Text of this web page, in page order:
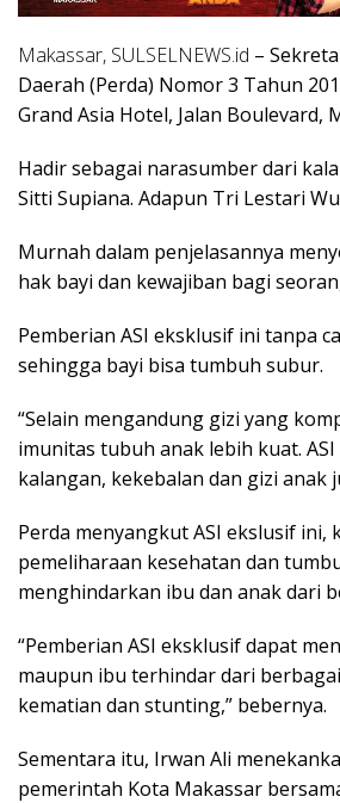
Makassar, SULSELNEWS.id –
Daerah (Perda) Nomor 3 Tahun
Grand Asia Hotel, Jalan Boulevard,
Hadir sebagai narasumber dari
Sitti Supiana. Adapun Tri Lestari
Murnah dalam penjelasannya
hak bayi dan kewajiban bagi
Pemberian ASI eksklusif ini tanpa
sehingga bayi bisa tumbuh subur.
“Selain mengandung gizi yang
imunitas tubuh anak lebih kuat.
kalangan, kekebalan dan gizi anak
Perda menyangkut ASI ekslusif
pemeliharaan kesehatan dan
menghindarkan ibu dan anak dari
“Pemberian ASI eksklusif dapat
maupun ibu terhindar dari
kematian dan stunting,” bebernya.
Sementara itu, Irwan Ali
pemerintah Kota Makassar